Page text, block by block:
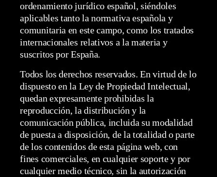
ordenamiento jurídico español, siéndoles
aplicables tanto la normativa española y
comunitaria en este campo, como los tratados
internacionales relativos a la materia y
suscritos por España.
Todos los derechos reservados. En virtud de lo
dispuesto en la Ley de Propiedad Intelectual,
quedan expresamente prohibidas la
reproducción, la distribución y la
comunicación pública, incluida su modalidad
de puesta a disposición, de la totalidad o parte
de los contenidos de esta página web, con
fines comerciales, en cualquier soporte y por
cualquier medio técnico, sin la autorización